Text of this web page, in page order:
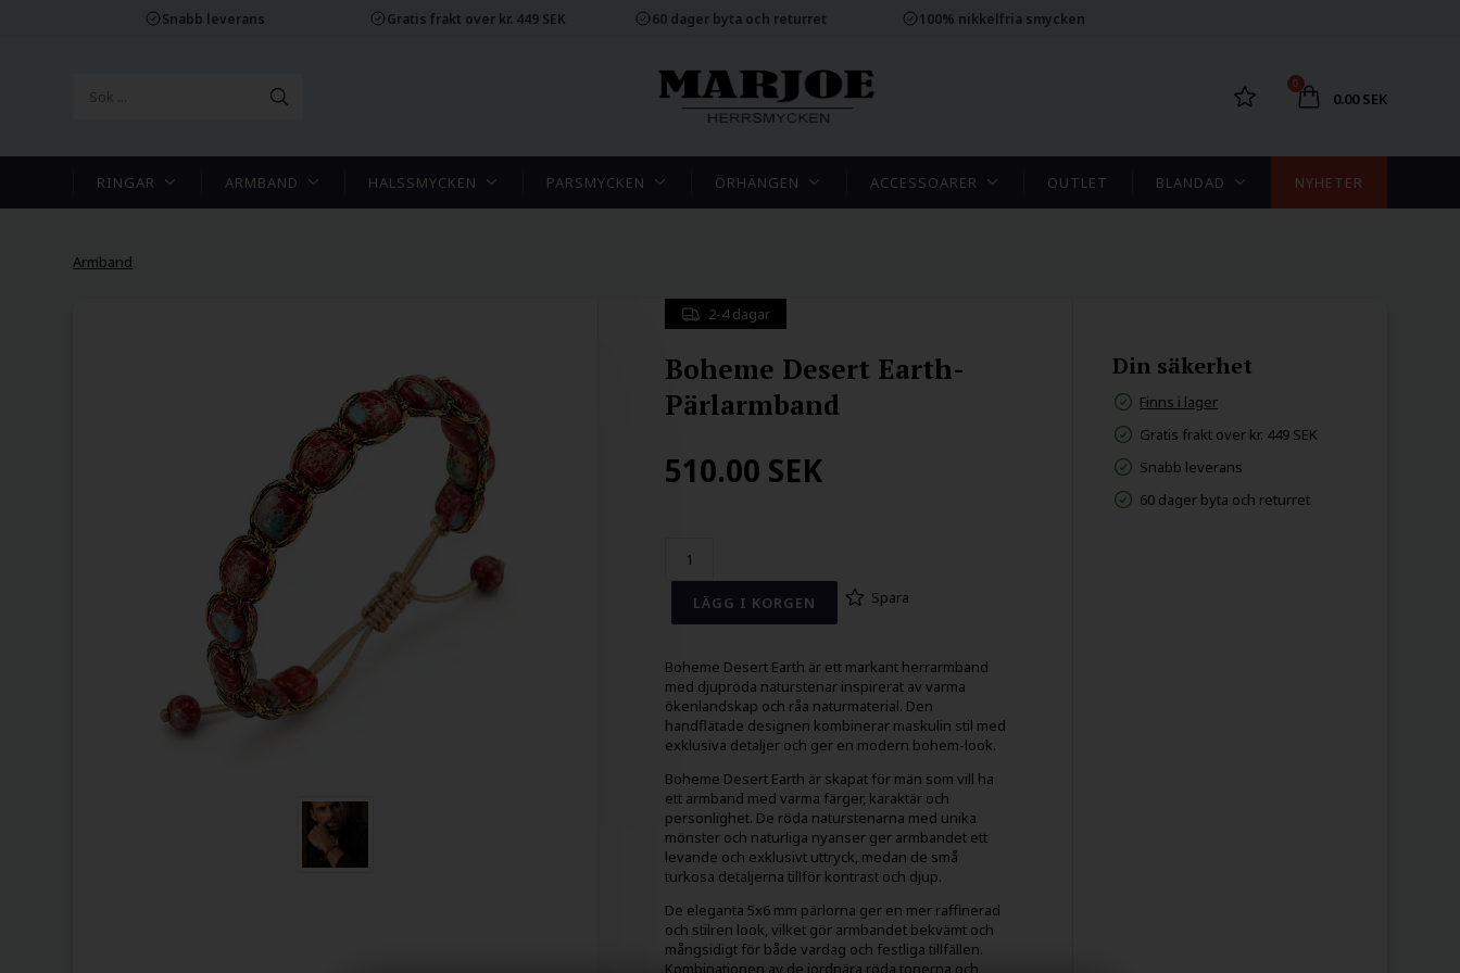
Snabb leverans Gratis frakt over kr. 449 SEK 60 dager byta och returret 100% nikkelfria smycken
0
0.00 SEK
RINGAR ARMBAND HALSSMYCKEN PARSMYCKEN ÖRHÄNGEN ACCESSOARER OUTLET BLANDAD NYHETER
Armband
2-4 dagar
Boheme Desert Earth-
Pärlarmband
510.00 SEK
Spara
Boheme Desert Earth är ett markant herrarmband
med djupröda naturstenar inspirerat av varma
ökenlandskap och råa naturmaterial. Den
handflätade designen kombinerar maskulin stil med
exklusiva detaljer och ger en modern bohem-look.
Boheme Desert Earth är skapat för män som vill ha
ett armband med varma färger, karaktär och
personlighet. De röda naturstenarna med unika
mönster och naturliga nyanser ger armbandet ett
levande och exklusivt uttryck, medan de små
turkosa detaljerna tillför kontrast och djup.
De eleganta 5x6 mm pärlorna ger en mer raffinerad
och stilren look, vilket gör armbandet bekvämt och
mångsidigt för både vardag och festliga tillfällen.
Kombinationen av de jordnära röda tonerna och
Din säkerhet
Finns i lager
Gratis frakt over kr. 449 SEK
Snabb leverans
60 dager byta och returret